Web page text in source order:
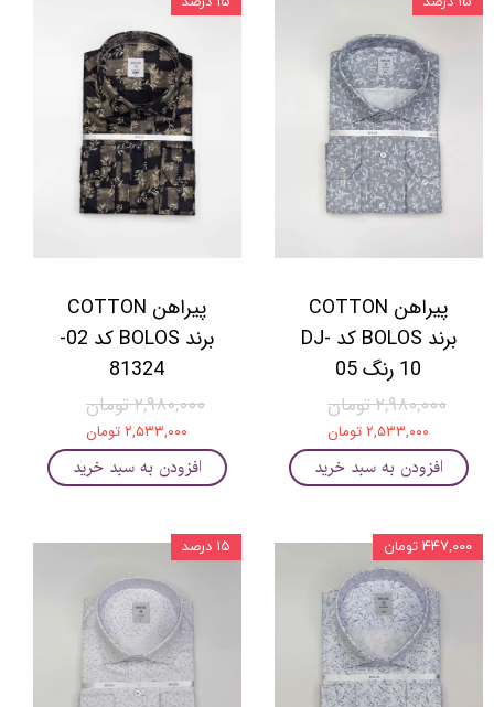
پیراهن COTTON
برند BOLOS کد DJ-
10 رنگ 05
۲,۹۸۰,۰۰۰ تومان
۲,۵۳۳,۰۰۰ تومان
افزودن به سبد خرید
پیراهن COTTON
برند BOLOS کد 02-
81324
۲,۹۸۰,۰۰۰ تومان
۲,۵۳۳,۰۰۰ تومان
افزودن به سبد خرید
۴۴۷,۰۰۰ تومان ۱۵ درصد